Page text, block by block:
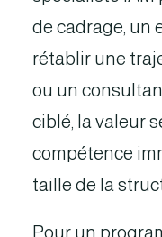
de cadrage, un
rétablir une
ou un
ciblé, la valeur
compétence
taille de la
Pour un